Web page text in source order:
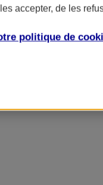
accepter, de les
politique de